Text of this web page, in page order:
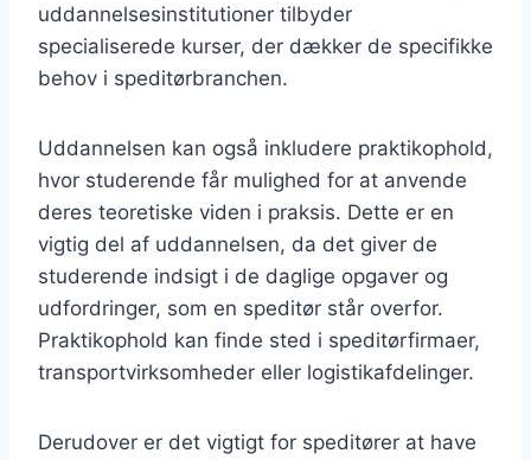
uddannelsesinstitutioner tilbyder
specialiserede kurser, der dækker de specifikke
behov i speditørbranchen.
Uddannelsen kan også inkludere praktikophold,
hvor studerende får mulighed for at anvende
deres teoretiske viden i praksis. Dette er en
vigtig del af uddannelsen, da det giver de
studerende indsigt i de daglige opgaver og
udfordringer, som en speditør står overfor.
Praktikophold kan finde sted i speditørfirmaer,
transportvirksomheder eller logistikafdelinger.
Derudover er det vigtigt for speditører at have